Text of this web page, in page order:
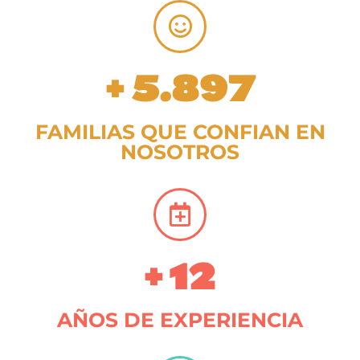
+ 5.897
FAMILIAS QUE CONFIAN EN
NOSOTROS
+ 12
AÑOS DE EXPERIENCIA